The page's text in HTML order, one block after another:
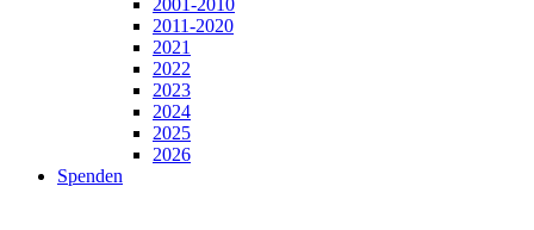
2001-2010
2011-2020
2021
2022
2023
2024
2025
2026
Spenden